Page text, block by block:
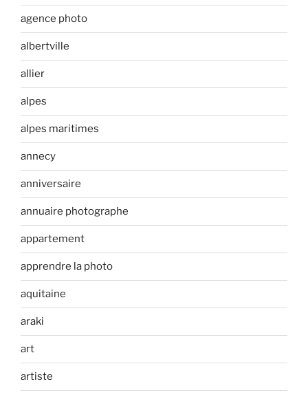
agence photo
albertville
allier
alpes
alpes maritimes
annecy
anniversaire
annuaire photographe
appartement
apprendre la photo
aquitaine
araki
art
artiste